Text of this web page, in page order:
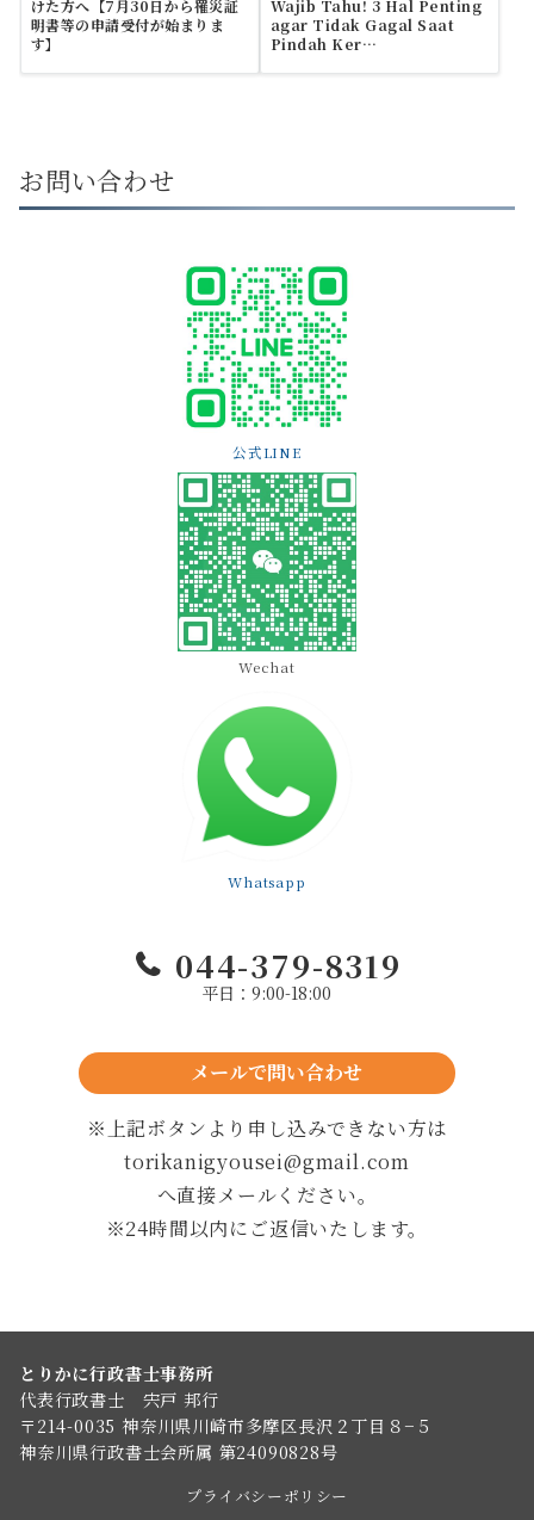
けた方へ【7月30日から罹災証
明書等の申請受付が始まりま
す】
Wajib Tahu! 3 Hal Penting
agar Tidak Gagal Saat
Pindah Ker…
お問い合わせ
公式LINE
Wechat
Whatsapp
044-379-8319
平日：9:00-18:00
メールで問い合わせ
※上記ボタンより申し込みできない方は
torikanigyousei@gmail.com
へ直接メールください。
※24時間以内にご返信いたします。
とりかに行政書士事務所
代表行政書士 宍戸 邦行
〒214-0035 神奈川県川崎市多摩区長沢２丁目８−５
神奈川県行政書士会所属 第24090828号
プライバシーポリシー